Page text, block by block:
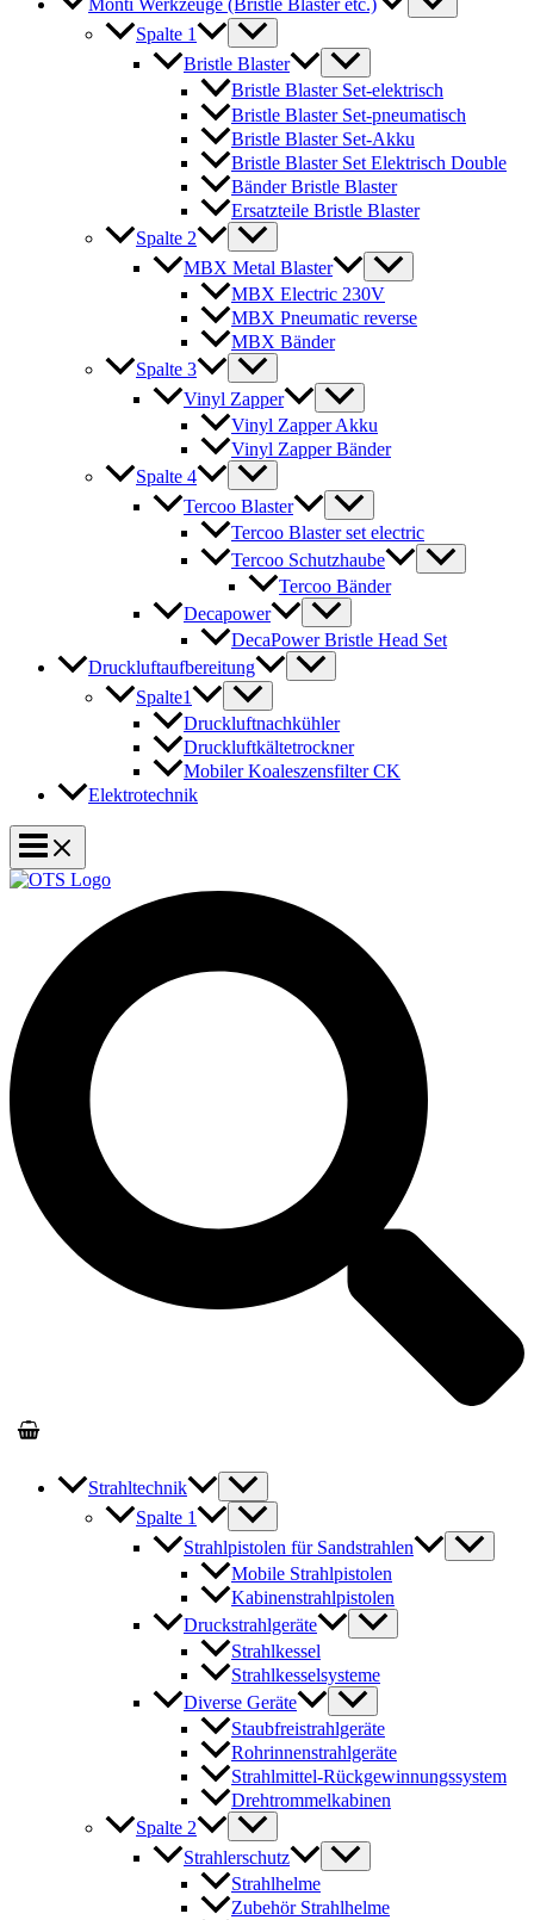
Monti Werkzeuge (Bristle Blaster etc.)
Spalte 1
Bristle Blaster
Bristle Blaster Set-elektrisch
Bristle Blaster Set-pneumatisch
Bristle Blaster Set-Akku
Bristle Blaster Set Elektrisch Double
Bänder Bristle Blaster
Ersatzteile Bristle Blaster
Spalte 2
MBX Metal Blaster
MBX Electric 230V
MBX Pneumatic reverse
MBX Bänder
Spalte 3
Vinyl Zapper
Vinyl Zapper Akku
Vinyl Zapper Bänder
Spalte 4
Tercoo Blaster
Tercoo Blaster set electric
Tercoo Schutzhaube
Tercoo Bänder
Decapower
DecaPower Bristle Head Set
Druckluftaufbereitung
Spalte1
Druckluftnachkühler
Druckluftkältetrockner
Mobiler Koaleszensfilter CK
Elektrotechnik
Strahltechnik
Spalte 1
Strahlpistolen für Sandstrahlen
Mobile Strahlpistolen
Kabinenstrahlpistolen
Druckstrahlgeräte
Strahlkessel
Strahlkesselsysteme
Diverse Geräte
Staubfreistrahlgeräte
Rohrinnenstrahlgeräte
Strahlmittel-Rückgewinnungssystem
Drehtrommelkabinen
Spalte 2
Strahlerschutz
Strahlhelme
Zubehör Strahlhelme